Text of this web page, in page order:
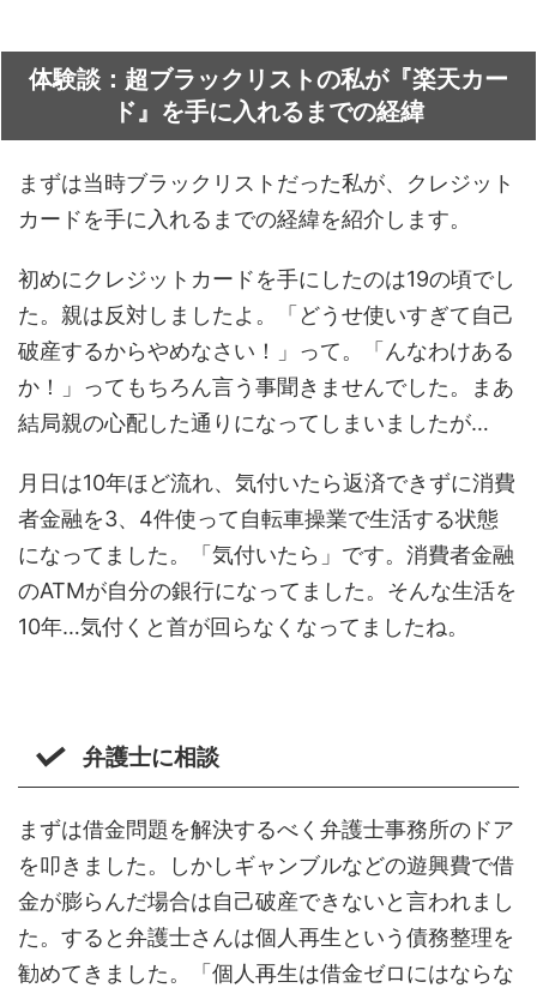
体験談：超ブラックリストの私が『楽天カー
ド』を手に入れるまでの経緯
まずは当時ブラックリストだった私が、クレジット
カードを手に入れるまでの経緯を紹介します。
初めにクレジットカードを手にしたのは19の頃でし
た。親は反対しましたよ。「どうせ使いすぎて自己
破産するからやめなさい！」って。「んなわけある
か！」ってもちろん言う事聞きませんでした。まあ
結局親の心配した通りになってしまいましたが…
月日は10年ほど流れ、気付いたら返済できずに消費
者金融を3、4件使って自転車操業で生活する状態
になってました。「気付いたら」です。消費者金融
のATMが自分の銀行になってました。そんな生活を
10年…気付くと首が回らなくなってましたね。
弁護士に相談
まずは借金問題を解決するべく弁護士事務所のドア
を叩きました。しかしギャンブルなどの遊興費で借
金が膨らんだ場合は自己破産できないと言われまし
た。すると弁護士さんは個人再生という債務整理を
勧めてきました。「個人再生は借金ゼロにはならな